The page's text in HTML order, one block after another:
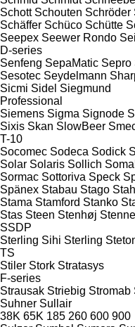
Schott Schouten Schröder
Schäffer Schüco Schütte
Seepex Seewer Rondo
D-series
Senfeng SepaMatic Sepro
Sesotec Seydelmann
Sicmi Sidel Siegmund
Professional
Siemens Sigma Signode
Sixis Skan SlowBeer
T-10
Socomec Sodeca Sodick
Solar Solaris Sollich
Sormac Sottoriva Speck
Spänex Stabau Stago Stahl
Stama Stamford Stanko
Stas Steen Stenhøj
SSDP
Sterling Sihi Sterling
TS
Stiler Stork Stratasys
F-series
Strausak Striebig Stromab
Suhner Sullair
38K 65K 185 260 600 900